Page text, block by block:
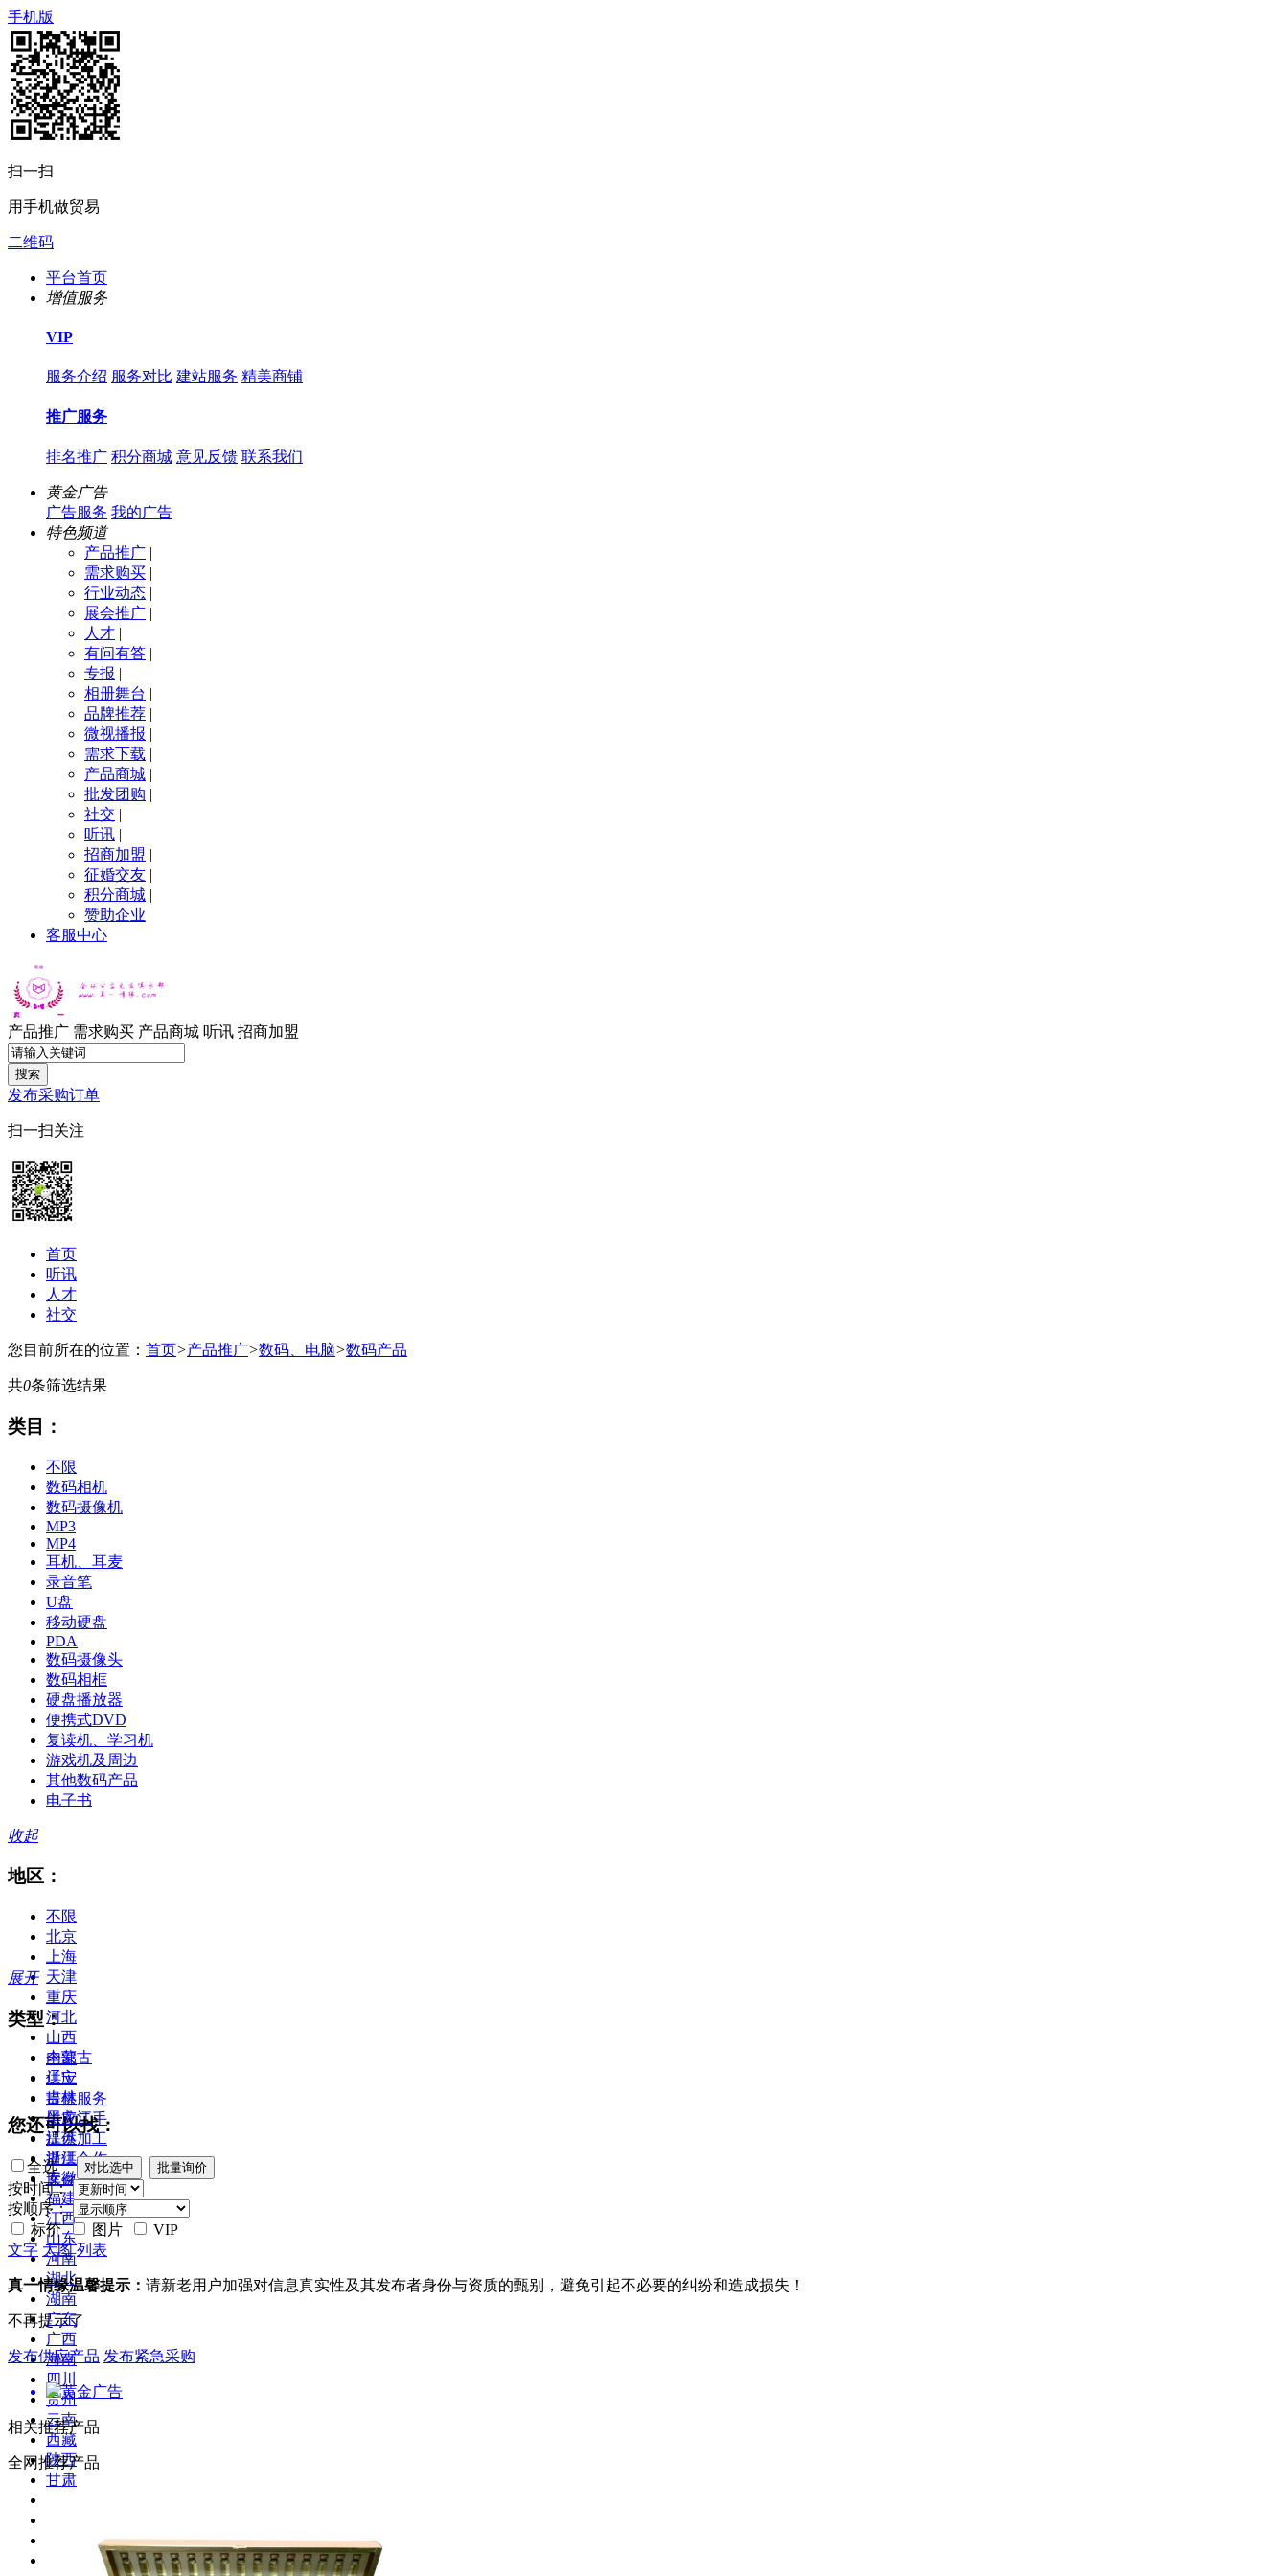
手机版
扫一扫
用手机做贸易
二维码
平台首页
增值服务
VIP
服务介绍 服务对比 建站服务 精美商铺
推广服务
排名推广 积分商城 意见反馈 联系我们
黄金广告
广告服务 我的广告
特色频道
产品推广 |
需求购买 |
行业动态 |
展会推广 |
人才 |
有问有答 |
专报 |
相册舞台 |
品牌推荐 |
微视播报 |
需求下载 |
产品商城 |
批发团购 |
社交 |
听讯 |
招商加盟 |
征婚交友 |
积分商城 |
赞助企业
客服中心
产品推广 需求购买 产品商城 听讯 招商加盟
搜索
发布采购订单
扫一扫关注
首页
听讯
人才
社交
您目前所在的位置： 首页>产品推广>数码、电脑>数码产品
共0条筛选结果
类目：
不限
数码相机
数码摄像机
MP3
MP4
耳机、耳麦
录音笔
U盘
移动硬盘
PDA
数码摄像头
数码相框
硬盘播放器
便携式DVD
复读机、学习机
游戏机及周边
其他数码产品
电子书
收起
地区：
不限
北京
上海
天津
重庆
河北
山西
内蒙古
辽宁
吉林
黑龙江
江苏
浙江
安徽
福建
江西
山东
河南
湖北
湖南
广东
广西
海南
四川
贵州
云南
西藏
陕西
甘肃
展开
类型：
全部
供应
提供服务
供应二手
提供加工
提供合作
库存
您还可以找：
全选
按时间：
按顺序：
标价
图片
VIP
文字 大图 列表
真一情缘温馨提示： 请新老用户加强对信息真实性及其发布者身份与资质的甄别，避免引起不必要的纠纷和造成损失！
不再提示了
发布供应产品 发布紧急采购
相关推荐产品
全网推荐产品